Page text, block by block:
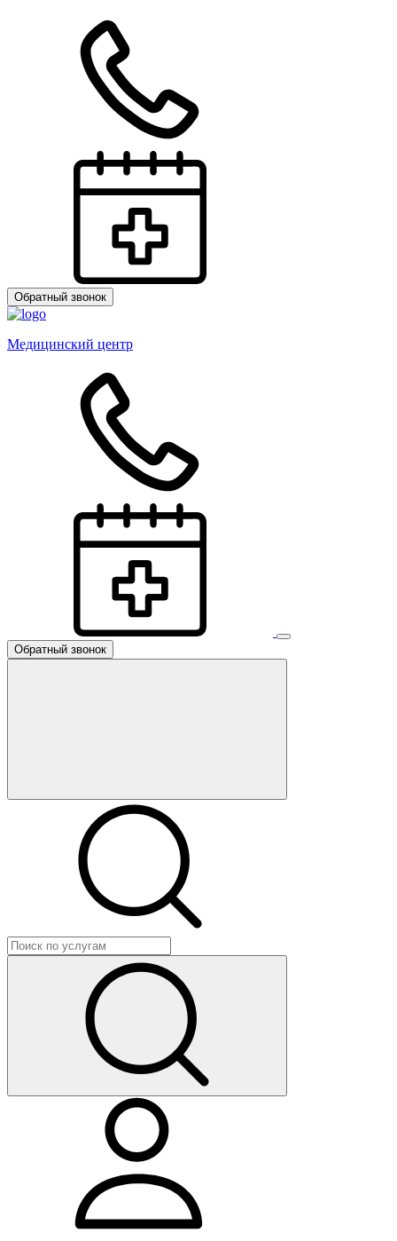
Обратный звонок
Медицинский центр
Обратный звонок